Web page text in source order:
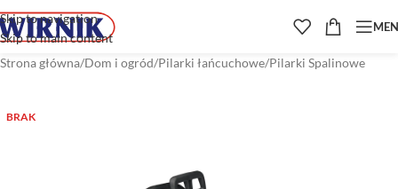
Skip to navigation
Skip to main content
Strona główna/Dom i ogród/Pilarki łańcuchowe/Pilarki Spalinowe
BRAK